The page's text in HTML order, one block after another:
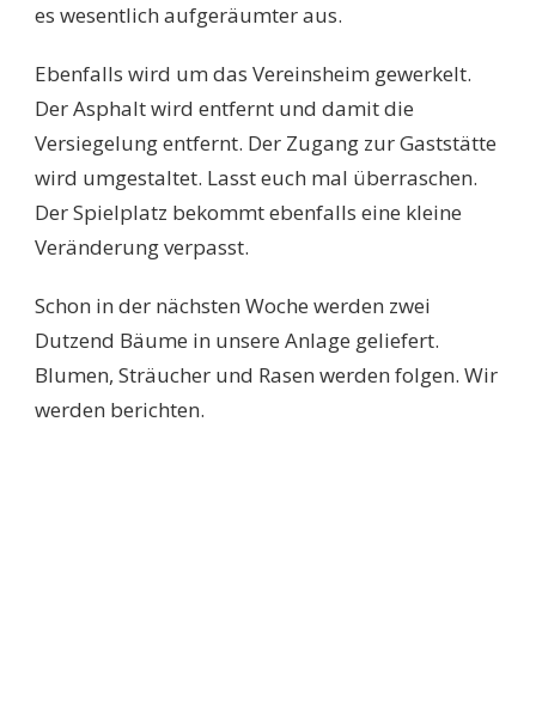
es wesentlich aufgeräumter aus.
Ebenfalls wird um das Vereinsheim gewerkelt.
Der Asphalt wird entfernt und damit die
Versiegelung entfernt. Der Zugang zur Gaststätte
wird umgestaltet. Lasst euch mal überraschen.
Der Spielplatz bekommt ebenfalls eine kleine
Veränderung verpasst.
Schon in der nächsten Woche werden zwei
Dutzend Bäume in unsere Anlage geliefert.
Blumen, Sträucher und Rasen werden folgen. Wir
werden berichten.